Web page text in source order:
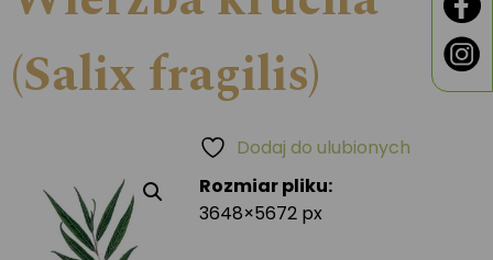
(Salix fragilis)
Rozmiar pliku:
3648×5672 px
Dodaj do ulubionych